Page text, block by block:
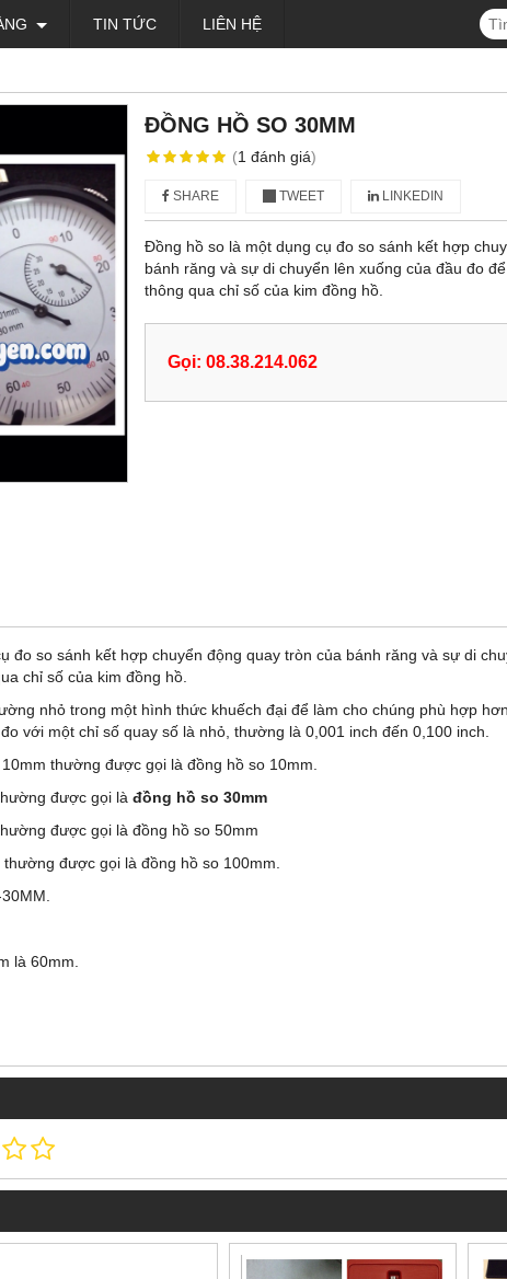
TIN TỨC LIÊN HỆ
ĐỒNG HỒ SO 30MM
(1 đánh giá)
SHARE TWEET LINKEDIN
Đồng hồ so là một dụng cụ đo so sánh kết hợp
bánh răng và sự di chuyển lên xuống của đầu đo
thông qua chỉ số của kim đồng hồ.
Gọi: 08.38.214.062
đo so sánh kết hợp chuyển động quay tròn của bánh răng và sự di
chỉ số của kim đồng hồ.
nhỏ trong một hình thức khuếch đại để làm cho chúng phù hợp
với một chỉ số quay số là nhỏ, thường là 0,001 inch đến 0,100 inch.
thường được gọi là đồng hồ so 10mm.
được gọi là đồng hồ so 30mm
được gọi là đồng hồ so 50mm
được gọi là đồng hồ so 100mm.
là 60mm.